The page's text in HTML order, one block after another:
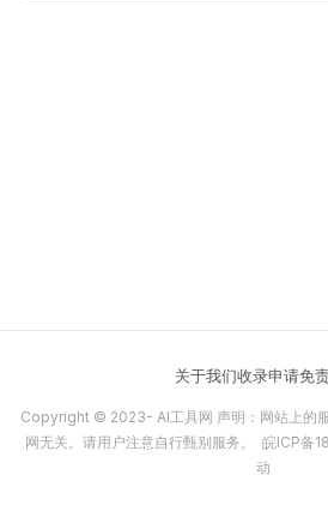
关于我们收录申请免
Copyright © 2023- AI工具网 声明：网站上的
网无关。请用户注意自行甄别服务。 皖ICP备
动